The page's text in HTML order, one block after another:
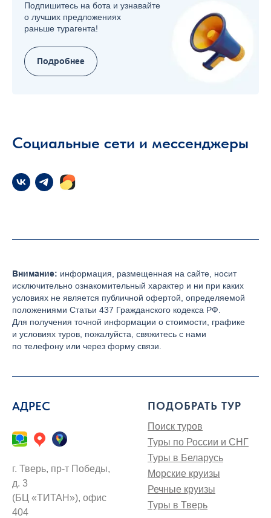
Подпишитесь на бота и узнавайте
о лучших предложениях
раньше турагента!
Подробнее
Социальные сети и мессенджеры
Внимание: информация, размещенная на сайте, носит
исключительно ознакомительный характер и ни при каких
условиях не является публичной офертой, определяемой
положениями Статьи 437 Гражданского кодекса РФ.
Для получения точной информации о стоимости, графике
и условиях туров, пожалуйста, свяжитесь с нами
по телефону или через форму связи.
АДРЕС
г. Тверь, пр-т Победы,
д. 3
(БЦ «ТИТАН»), офис
404
ПОДОБРАТЬ ТУР
Поиск туров
Туры по России и СНГ
Туры в Беларусь
Морские круизы
Речные круизы
Туры в Тверь